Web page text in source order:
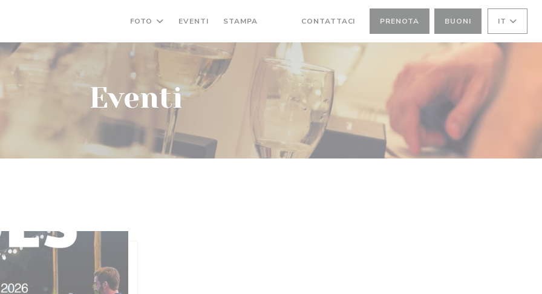
FOTO EVENTI STAMPA CONTATTACI PRENOTA BUONI IT
Eventi